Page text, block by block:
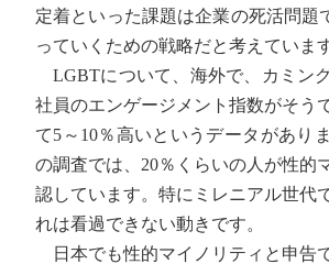
定着といった課題は企業の死活問題
っていくための戦略だと考えていま
LGBTについて、海外で、カミン
社員のエンゲージメント指数がそう
て5～10％高いというデータがあり
の調査では、20％くらいの人が性的
認しています。特にミレニアル世代
れは看過できない動きです。
日本でも性的マイノリティと申告